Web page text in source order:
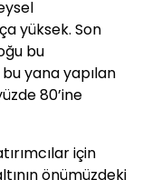
yüksek. Son
bu
bu yana yapılan
80’ine
için
önümüzdeki